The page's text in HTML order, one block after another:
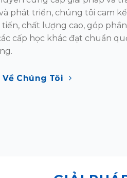
phát triển, chúng tôi cam
chất lượng cao, góp
cấp học khác đạt chuẩn
Chúng Tôi